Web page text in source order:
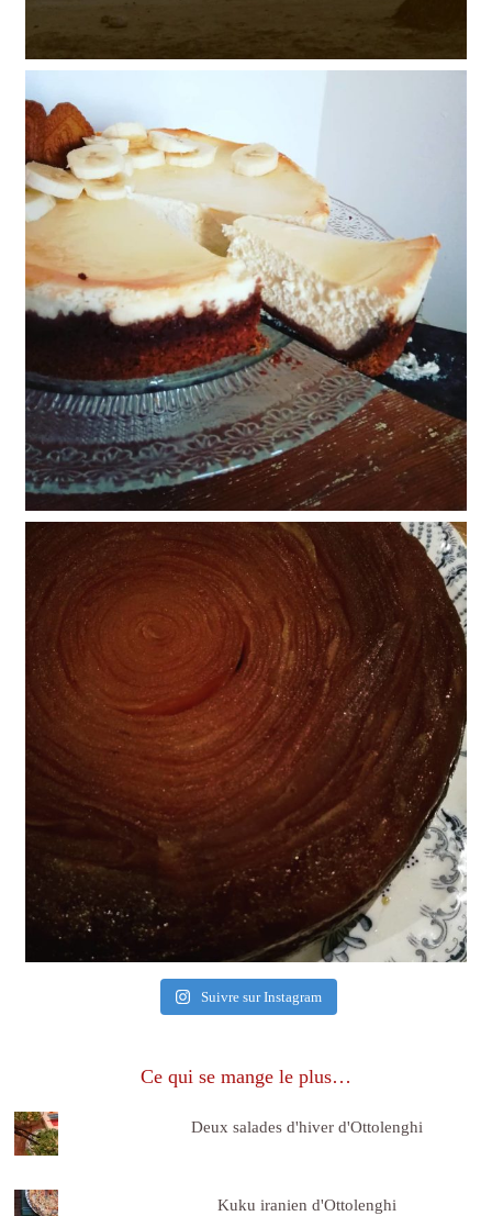
Suivre sur Instagram
Ce qui se mange le plus…
Deux salades d'hiver d'Ottolenghi
Kuku iranien d'Ottolenghi